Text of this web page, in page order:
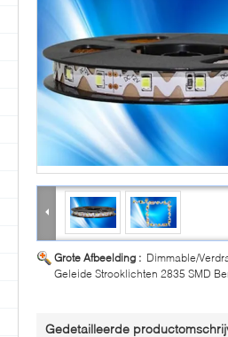
Grote Afbeelding : Dimmable/
Geleide Strooklichten 2835 SMD
Gedetailleerde